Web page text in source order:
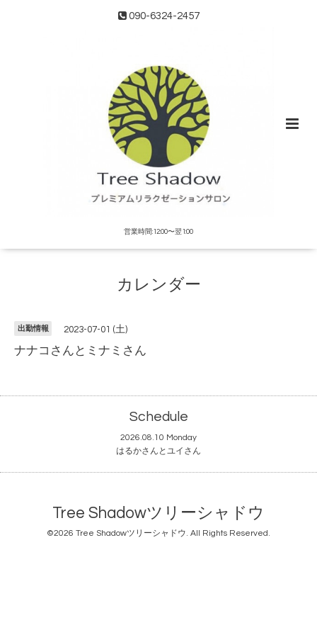
090-6324-2457
営業時間:12:00〜翌1:00
カレンダー
出勤情報 2023-07-01 (土)
ナナコさんとミナミさん
Schedule
2026.08.10 Monday
はるかさんとユイさん
Tree Shadowツリーシャドウ
©2026 Tree Shadowツリーシャドウ. All Rights Reserved.